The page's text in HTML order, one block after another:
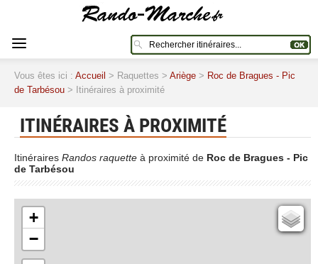
Vous êtes ici : Accueil > Raquettes > Ariège > Roc de Bragues - Pic
de Tarbésou > Itinéraires à proximité
ITINÉRAIRES À PROXIMITÉ
Itinéraires Randos raquette à proximité de Roc de Bragues - Pic
de Tarbésou
+
−